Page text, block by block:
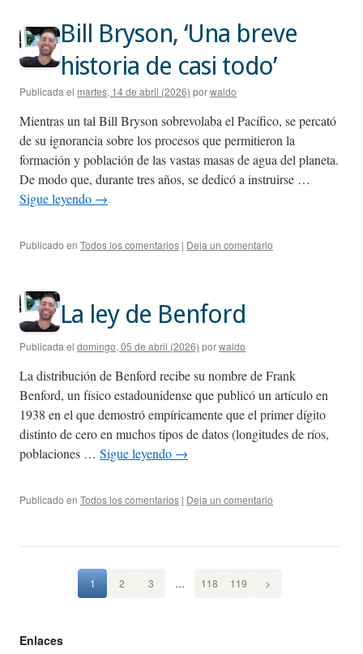
Bill Bryson, ‘Una breve
historia de casi todo’
Publicada el martes, 14 de abril (2026) porwaldo
Mientras un tal Bill Bryson sobrevolaba el Pacífico, se percató
de su ignorancia sobre los procesos que permitieron la
formación y población de las vastas masas de agua del planeta.
De modo que, durante tres años, se dedicó a instruirse …
Sigue leyendo →
Publicado en Todos los comentarios | Deja un comentario
La ley de Benford
Publicada el domingo, 05 de abril (2026) porwaldo
La distribución de Benford recibe su nombre de Frank
Benford, un físico estadounidense que publicó un artículo en
1938 en el que demostró empíricamente que el primer dígito
distinto de cero en muchos tipos de datos (longitudes de ríos,
poblaciones … Sigue leyendo →
Publicado en Todos los comentarios | Deja un comentario
1 2 3 … 118 119 >
Enlaces